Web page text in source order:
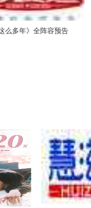
么多年》全阵容预告